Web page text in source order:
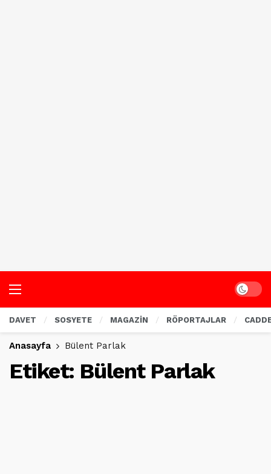
Dark
DAVET SOSYETE MAGAZİN RÖPORTAJLAR
Anasayfa Bülent Parlak
Etiket: Bülent Parlak